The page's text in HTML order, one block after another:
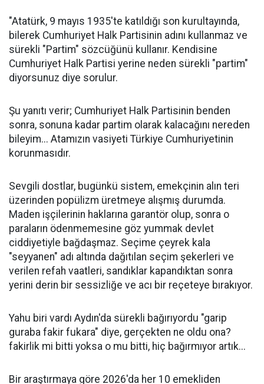
"Atatürk, 9 mayıs 1935'te katıldığı son kurultayında,
bilerek Cumhuriyet Halk Partisinin adını kullanmaz ve
sürekli "Partim" sözcüğünü kullanır. Kendisine
Cumhuriyet Halk Partisi yerine neden sürekli "partim"
diyorsunuz diye sorulur.
Şu yanıtı verir; Cumhuriyet Halk Partisinin benden
sonra, sonuna kadar partim olarak kalacağını nereden
bileyim... Atamızın vasiyeti Türkiye Cumhuriyetinin
korunmasıdır.
Sevgili dostlar, bugünkü sistem, emekçinin alın teri
üzerinden popülizm üretmeye alışmış durumda.
Maden işçilerinin haklarına garantör olup, sonra o
paraların ödenmemesine göz yummak devlet
ciddiyetiyle bağdaşmaz. Seçime çeyrek kala
"seyyanen" adı altında dağıtılan seçim şekerleri ve
verilen refah vaatleri, sandıklar kapandıktan sonra
yerini derin bir sessizliğe ve acı bir reçeteye bırakıyor.
Yahu biri vardı Aydın'da sürekli bağırıyordu "garip
guraba fakir fukara" diye, gerçekten ne oldu ona?
fakirlik mi bitti yoksa o mu bitti, hiç bağırmıyor artık...
Bir araştırmaya göre 2026'da her 10 emekliden